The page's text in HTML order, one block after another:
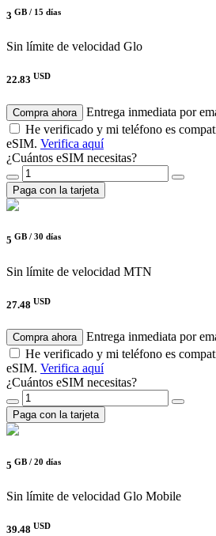
3 GB / 15 días
Sin límite de velocidad Glo
22.83 USD
Compra ahora
Entrega inmediata por
He verificado y mi teléfono es
eSIM. Verifica aquí
¿Cuántos eSIM necesitas?
Paga con la tarjeta
5 GB / 30 días
Sin límite de velocidad MTN
27.48 USD
Compra ahora
Entrega inmediata por
He verificado y mi teléfono es
eSIM. Verifica aquí
¿Cuántos eSIM necesitas?
Paga con la tarjeta
5 GB / 20 días
Sin límite de velocidad Glo Mobile
39.48 USD